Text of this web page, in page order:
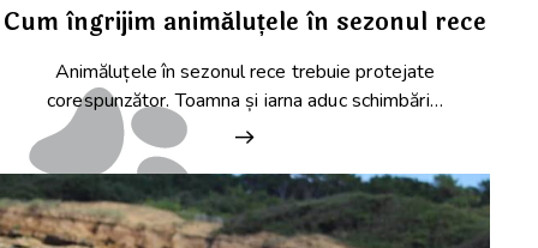
Cum îngrijim animăluțele în sezonul rece
Animăluțele în sezonul rece trebuie protejate
corespunzător. Toamna și iarna aduc schimbări…